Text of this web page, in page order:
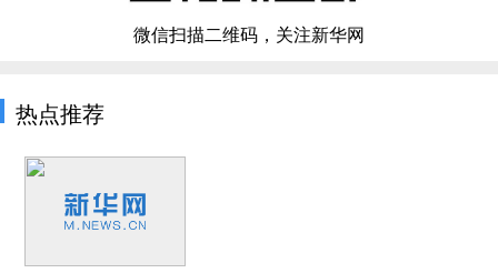
微信扫描二维码，关注新华网
热点推荐